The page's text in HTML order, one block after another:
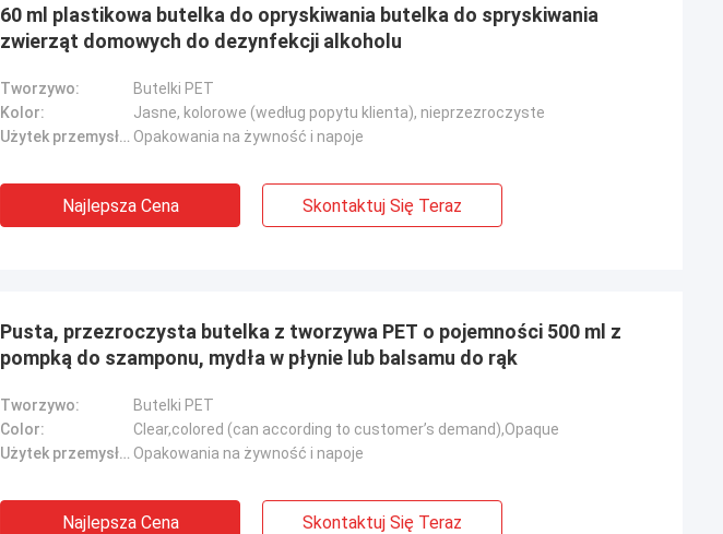
60 ml plastikowa butelka do opryskiwania butelka do spryskiwania
zwierząt domowych do dezynfekcji alkoholu
Tworzywo:
Butelki PET
Kolor:
Jasne, kolorowe (według popytu klienta), nieprzezroczyste
Użytek przemysłowy:: Opakowania na żywność i napoje
Najlepsza Cena Skontaktuj Się Teraz
Pusta, przezroczysta butelka z tworzywa PET o pojemności 500 ml z
pompką do szamponu, mydła w płynie lub balsamu do rąk
Tworzywo:
Butelki PET
Color:
Clear,colored (can according to customer’s demand),Opaque
Użytek przemysłowy:: Opakowania na żywność i napoje
Najlepsza Cena Skontaktuj Się Teraz